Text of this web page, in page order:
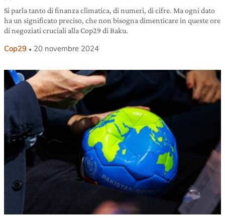
Si parla tanto di finanza climatica, di numeri, di cifre. Ma ogni dato
ha un significato preciso, che non bisogna dimenticare in queste ore
di negoziati cruciali alla Cop29 di Baku.
Cop29 20 novembre 2024